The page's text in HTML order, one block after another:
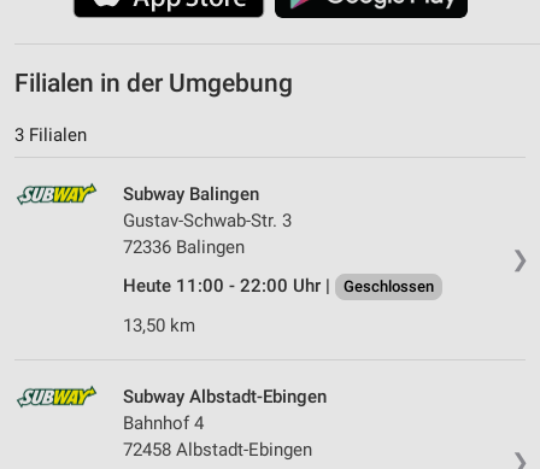
Filialen in der Umgebung
3 Filialen
❯
Subway Balingen
Gustav-Schwab-Str. 3
72336 Balingen
Heute 11:00 - 22:00 Uhr |
Geschlossen
13,50 km
❯
Subway Albstadt-Ebingen
Bahnhof 4
72458 Albstadt-Ebingen